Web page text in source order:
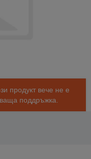
продукт вече не е
поддръжка.